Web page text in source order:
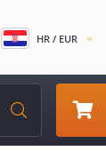
HR / EUR